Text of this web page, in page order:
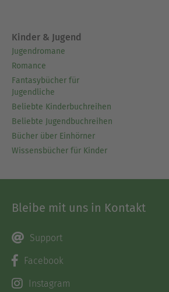
Kinder & Jugend
Jugendromane
Romance
Fantasybücher für
Jugendliche
Beliebte Kinderbuchreihen
Beliebte Jugendbuchreihen
Bücher über Einhörner
Wissensbücher für Kinder
Bleibe mit uns in Kontakt
Support
Facebook
Instagram